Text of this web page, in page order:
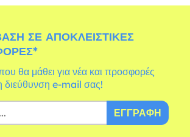
ΣΕ ΑΠΟΚΛΕΙΣΤΙΚΈΣ
θα μάθει για νέα και προσφορές
διεύθυνση e-mail σας!
ΕΓΓΡΑΦΉ